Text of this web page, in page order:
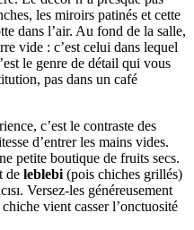
les miroirs patinés et cette
dans l’air. Au fond de la salle,
vide : c’est celui dans lequel
le genre de détail qui vous
pas dans un café
c’est le contraste des
d’entrer les mains vides.
petite boutique de fruits secs.
de leblebi (pois chiches grillés)
Versez-les généreusement
vient casser l’onctuosité